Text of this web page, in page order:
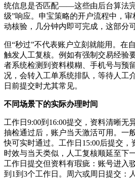
统信息是否匹配——这些由后台算法
级”响应。申宝策略的开户流程中，
动核验，几分钟内即可完成，这部分
但“秒过”不代表账户立刻就能用。在
触发人工复核。例如有强制交易经验
者系统检测到资料模糊、手机号与预
况，会转入工单系统排队，等待人
日前提交时尤其常见。
不同场景下的实际办理时间
工作日9:00到16:00提交，资料清晰无
抽检通过后，账户当天激活可用。一
快可实时通过。工作日15:00后提交，
时效与当天类似，人工复核顺延至下
工作日提交但资料有瑕疵：账号进入
到1到3个工作日。周六或周日提交：